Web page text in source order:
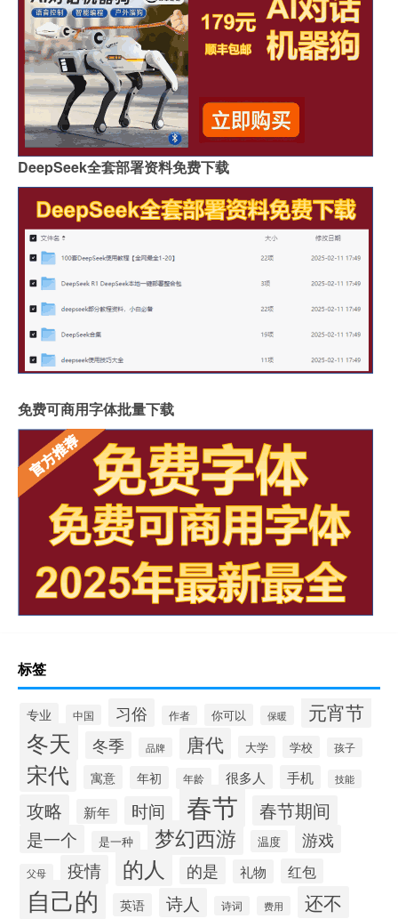
DeepSeek全套部署资料免费下载
免费可商用字体批量下载
标签
专业 中国 习俗 作者 你可以 保暖 元宵节
冬天 冬季 品牌 唐代 大学 学校 孩子
宋代 寓意 年初 年龄 很多人 手机 技能
攻略 新年 时间 春节 春节期间
是一个 是一种 梦幻西游 温度 游戏
父母 疫情 的人 的是 礼物 红包
自己的 英语 诗人 诗词 费用 还不